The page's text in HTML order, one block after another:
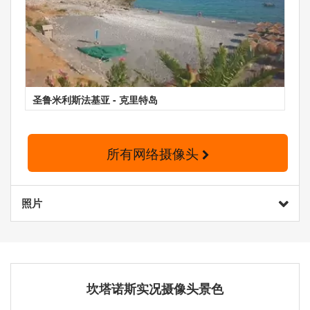
圣鲁米利斯法基亚 - 克里特岛
所有网络摄像头
照片
坎塔诺斯实况摄像头景色